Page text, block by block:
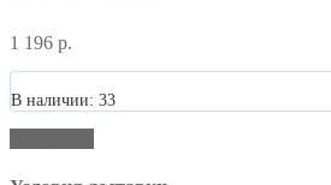
1 196 р.
В наличии: 33